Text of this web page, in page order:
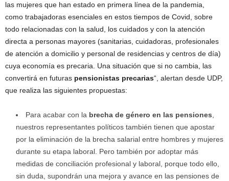
las mujeres que han estado en primera línea de la pandemia,
como trabajadoras esenciales en estos tiempos de Covid, sobre
todo relacionadas con la salud, los cuidados y con la atención
directa a personas mayores (sanitarias, cuidadoras, profesionales
de atención a domicilio y personal de residencias y centros de día)
cuya economía es precaria. Una situación que si no cambia, las
convertirá en futuras pensionistas precarias“, alertan desde UDP,
que realiza las siguientes propuestas:
Para acabar con la brecha de género en las pensiones
nuestros representantes políticos también tienen que apostar
por la eliminación de la brecha salarial entre hombres y mujeres
durante su etapa laboral. Pero también por adoptar más
medidas de conciliación profesional y laboral, porque todo ello,
sin duda, supondrán una mejora y avance en las pensiones de